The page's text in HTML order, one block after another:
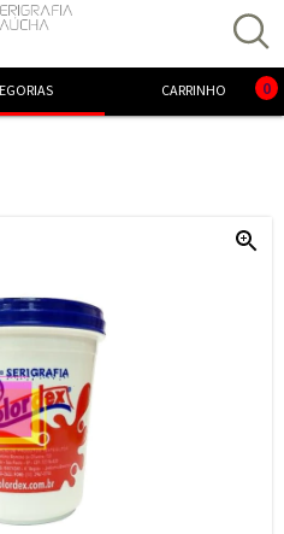
CARRINHO 0
o produto ao carrinho.